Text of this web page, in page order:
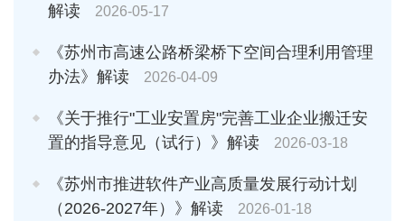
解读
2026-05-17
《苏州市高速公路桥梁桥下空间合理利用管理
办法》解读
2026-04-09
《关于推行"工业安置房"完善工业企业搬迁安
置的指导意见（试行）》解读
2026-03-18
《苏州市推进软件产业高质量发展行动计划
（2026-2027年）》解读
2026-01-18